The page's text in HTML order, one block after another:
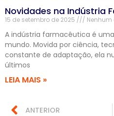
Novidades na Indústria
15 de setembro de 2025
A indústria farmacêutica é
mundo. Movida por ciência,
constante de adaptação, ela
últimos
LEIA MAIS »
ANTERIOR